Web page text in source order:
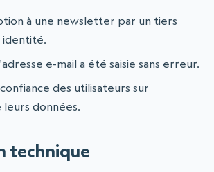
à une newsletter par un tiers
identité.
e-mail a été saisie sans erreur.
des utilisateurs sur
leurs données.
technique